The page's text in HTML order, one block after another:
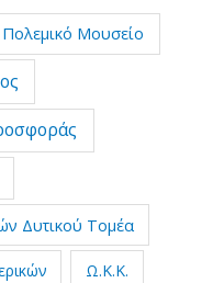
Πολεμικό Μουσείο
Δυτικού Τομέα
Ω.Κ.Κ.